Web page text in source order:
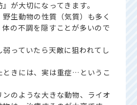
が大切になってきます。
生動物の性質（気質）も多く
の不調を隠すことが多いので
弱っていたら天敵に狙われてし
ときには、実は重症…というこ
ンのような大きな動物、ライオ